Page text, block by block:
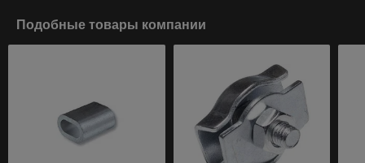
Подобные товары компании